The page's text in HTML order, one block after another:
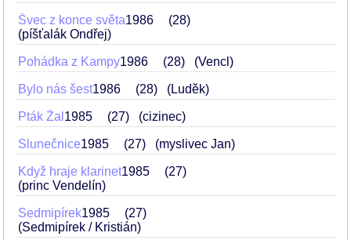
Švec z konce světa1986
28
(píšťalák Ondřej)
Pohádka z Kampy1986 28 (Vencl)
Bylo nás šest1986 28 (Luděk)
Pták Žal 1985 27 (cizinec)
Slunečnice1985 27 (myslivec Jan)
Když hraje klarinet1985
27
(princ Vendelín)
Sedmipírek1985
27
(Sedmipírek / Kristián)